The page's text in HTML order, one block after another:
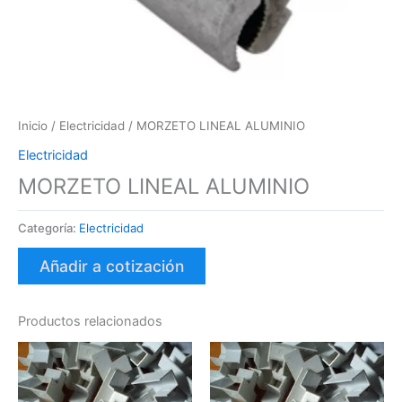
Inicio / Electricidad / MORZETO LINEAL ALUMINIO
Electricidad
MORZETO LINEAL ALUMINIO
Categoría: Electricidad
Añadir a cotización
Productos relacionados